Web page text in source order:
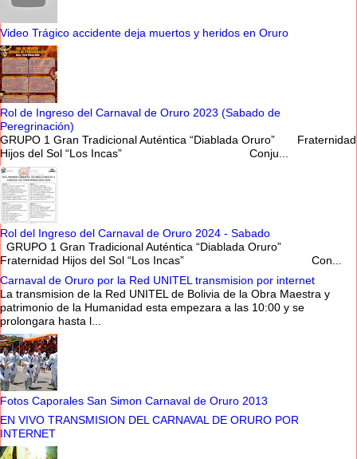
Video Trágico accidente deja muertos y heridos en Oruro
Rol de Ingreso del Carnaval de Oruro 2023 (Sabado de
Peregrinación)
GRUPO 1 Gran Tradicional Auténtica “Diablada Oruro” Fraternidad
Hijos del Sol “Los Incas” Conju...
Rol del Ingreso del Carnaval de Oruro 2024 - Sabado
GRUPO 1 Gran Tradicional Auténtica “Diablada Oruro”
Fraternidad Hijos del Sol “Los Incas” Con...
Carnaval de Oruro por la Red UNITEL transmision por internet
La transmision de la Red UNITEL de Bolivia de la Obra Maestra y
patrimonio de la Humanidad esta empezara a las 10:00 y se
prolongara hasta l...
Fotos Caporales San Simon Carnaval de Oruro 2013
EN VIVO TRANSMISION DEL CARNAVAL DE ORURO POR
INTERNET